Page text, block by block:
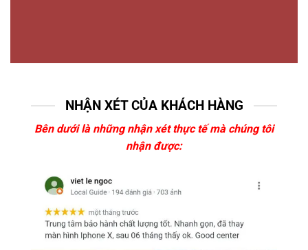
NHẬN XÉT CỦA KHÁCH HÀNG
Bên dưới là những nhận xét thực tế mà chúng tôi
nhận được: